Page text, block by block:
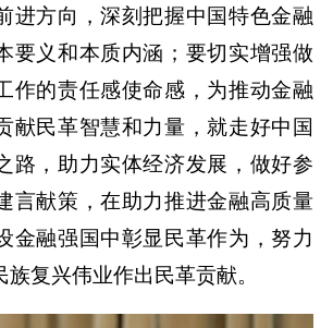
进方向，深刻把握中国特色金融
要义和本质内涵；要切实增强做
作的责任感使命感，为推动金融
献民革智慧和力量，就走好中国
路，助力实体经济发展，做好参
言献策，在助力推进金融高质量
金融强国中彰显民革作为，努力
复兴伟业作出民革贡献。